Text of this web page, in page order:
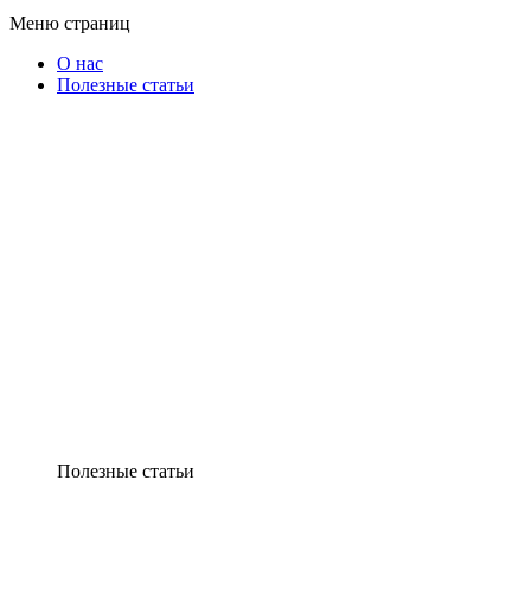
Меню страниц
О нас
Полезные статьи
Полезные статьи